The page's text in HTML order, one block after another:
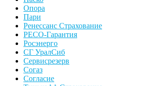
Опора
Пари
Ренессанс Страхование
РЕСО-Гарантия
Росэнерго
СГ УралСиб
Сервисрезерв
Согаз
Согласие